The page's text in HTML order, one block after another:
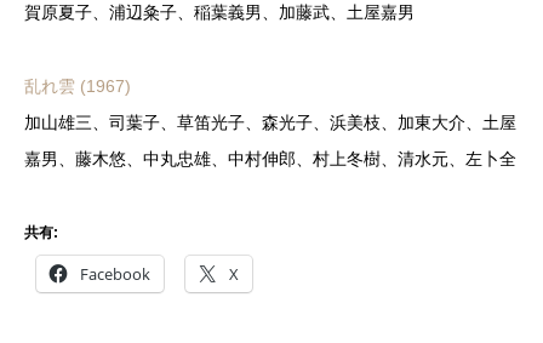
賀原夏子、浦辺粂子、稲葉義男、加藤武、土屋嘉男
乱れ雲 (1967)
加山雄三、司葉子、草笛光子、森光子、浜美枝、加東大介、土屋
嘉男、藤木悠、中丸忠雄、中村伸郎、村上冬樹、清水元、左卜全
共有:
Facebook X